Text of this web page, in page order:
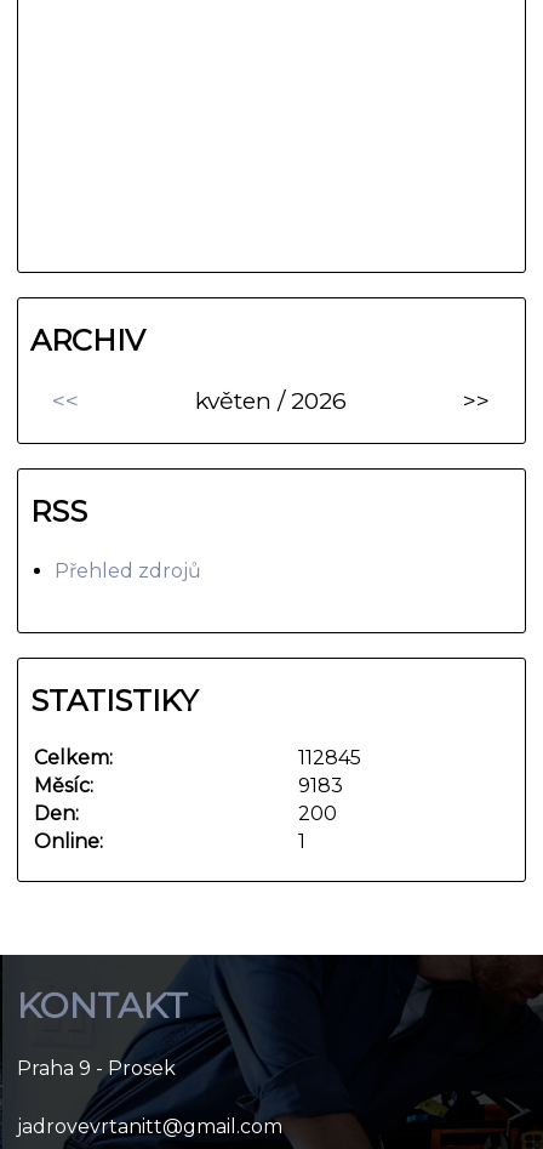
ARCHIV
<< květen / 2026 >>
RSS
Přehled zdrojů
STATISTIKY
Online: 1
Celkem:
112845
Měsíc:
9183
Den:
200
KONTAKT
Praha 9 - Prosek
jadrovevrtanitt@gmail.com